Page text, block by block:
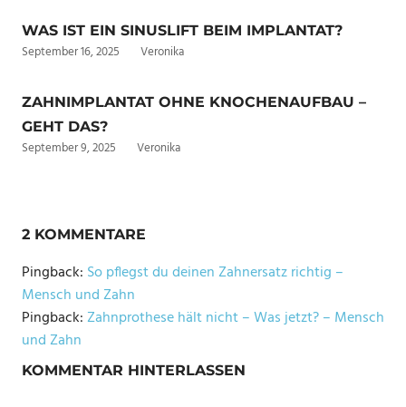
WAS IST EIN SINUSLIFT BEIM IMPLANTAT?
September 16, 2025 Veronika
ZAHNIMPLANTAT OHNE KNOCHENAUFBAU –
GEHT DAS?
September 9, 2025 Veronika
2 KOMMENTARE
Pingback: So pflegst du deinen Zahnersatz richtig –
Mensch und Zahn
Pingback:Zahnprothese hält nicht – Was jetzt? – Mensch
und Zahn
KOMMENTAR HINTERLASSEN